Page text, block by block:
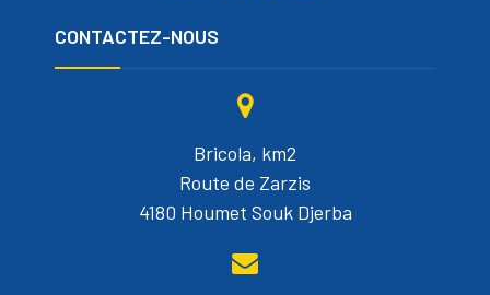
CONTACTEZ-NOUS
Bricola, km2
Route de Zarzis
4180 Houmet Souk Djerba